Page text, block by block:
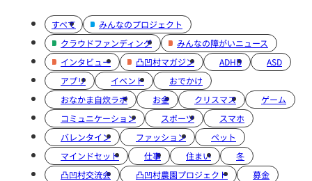
すべて
みんなのプロジェクト
クラウドファンディング
みんなの障がいニュース
インタビュー
凸凹村マガジン ADHD
ASD
アプリ
イベント
おでかけ
おなかま自炊ラボ
お金 クリスマス
ゲーム
コミュニケーション
スポーツ
スマホ
バレンタイン
ファッション
ペット
マインドセット
仕事 住まい
冬
凸凹村交流会
凸凹村農園プロジェクト
募金